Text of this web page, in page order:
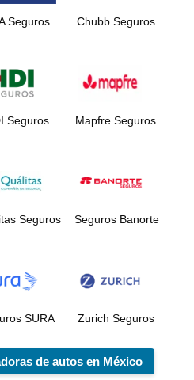
Seguros Chubb Seguros
Seguros Mapfre Seguros
Seguros Seguros Banorte
SURA Zurich Seguros
de autos en México